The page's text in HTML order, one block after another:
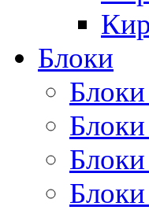
Блоки
Блоки